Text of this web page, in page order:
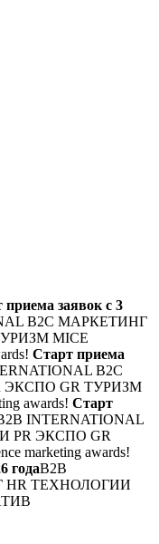
приема заявок с 3
B2C МАРКЕТИНГ
MICE
Старт приема
B2C
GR ТУРИЗМ
awards! Старт
INTERNATIONAL
PR ЭКСПО GR
marketing awards!
годаB2B
HR ТЕХНОЛОГИИ